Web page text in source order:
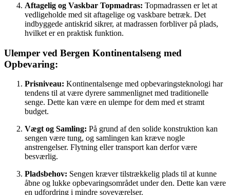
Aftagelig og Vaskbar Topmadras: Topmadrassen er let at
vedligeholde med sit aftagelige og vaskbare betræk. Det
indbyggede antiskrid sikrer, at madrassen forbliver på plads,
hvilket er en praktisk funktion.
Ulemper ved Bergen Kontinentalseng med
Opbevaring:
Prisniveau: Kontinentalsenge med opbevaringsteknologi har
tendens til at være dyrere sammenlignet med traditionelle
senge. Dette kan være en ulempe for dem med et stramt
budget.
Vægt og Samling: På grund af den solide konstruktion kan
sengen være tung, og samlingen kan kræve nogle
anstrengelser. Flytning eller transport kan derfor være
besværlig.
Pladsbehov: Sengen kræver tilstrækkelig plads til at kunne
åbne og lukke opbevaringsområdet under den. Dette kan være
en udfordring i mindre soveværelser.